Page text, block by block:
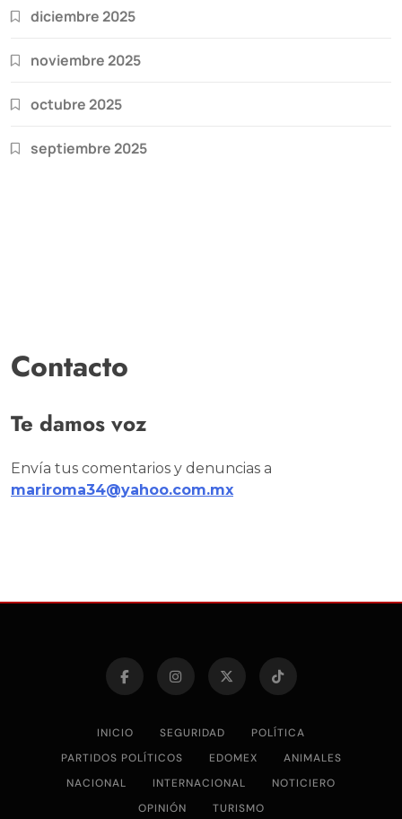
diciembre 2025
noviembre 2025
octubre 2025
septiembre 2025
Contacto
Te damos voz
Envía tus comentarios y denuncias a
mariroma34@yahoo.com.mx
INICIO SEGURIDAD
POLÍTICA
PARTIDOS POLÍTICOS
EDOMEX
ANIMALES
NACIONAL
INTERNACIONAL
NOTICIERO
OPINIÓN
TURISMO